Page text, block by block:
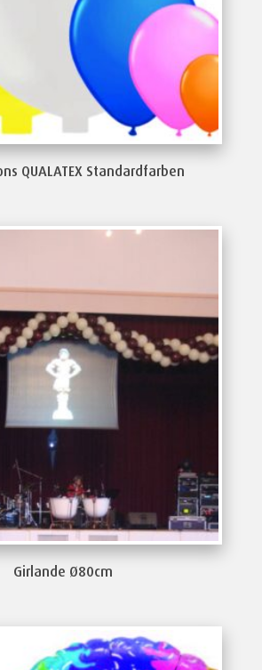
QUALATEX Standardfarben
Girlande Ø80cm